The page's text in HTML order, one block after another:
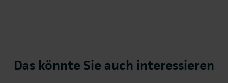
Das könnte Sie auch interessieren